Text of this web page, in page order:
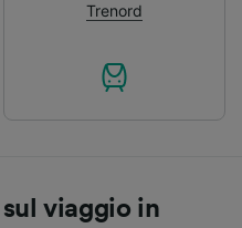
Trenord
viaggio in